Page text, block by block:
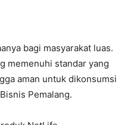
bagi masyarakat luas.
memenuhi standar yang
aman untuk dikonsumsi
Pemalang.